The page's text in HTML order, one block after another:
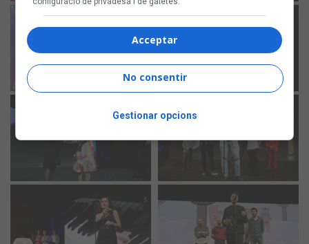
Acceptar
No consentir
Gestionar opcions